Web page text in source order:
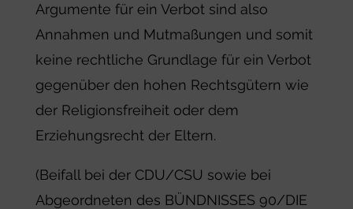
Argumente für ein Verbot sind also
Annahmen und Mutmaßungen und somit
keine rechtliche Grundlage für ein Verbot
gegenüber den hohen Rechtsgütern wie
der Religionsfreiheit oder dem
Erziehungsrecht der Eltern.
(Beifall bei der CDU/CSU sowie bei
Abgeordneten des BÜNDNISSES 90/DIE